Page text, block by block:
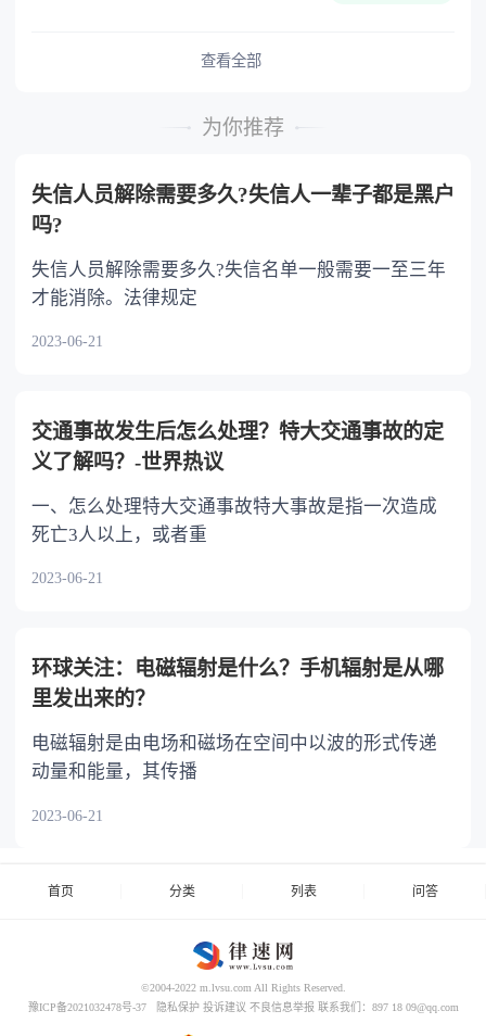
或者与被继承人共同生活的继承人，分配遗产
的继承人，不尽扶养义务的，分配遗产时，应当
查看全部
为你推荐
失信人员解除需要多久?失信人一辈子都是黑户
吗?
失信人员解除需要多久?失信名单一般需要一至三年
才能消除。法律规定
2023-06-21
交通事故发生后怎么处理？特大交通事故的定
义了解吗？-世界热议
一、怎么处理特大交通事故特大事故是指一次造成
死亡3人以上，或者重
2023-06-21
环球关注：电磁辐射是什么？手机辐射是从哪
里发出来的？
电磁辐射是由电场和磁场在空间中以波的形式传递
动量和能量，其传播
2023-06-21
首页 分类 列表 问答
©2004-2022 m.lvsu.com All Rights Reserved.
豫ICP备2021032478号-37
隐私保护 投诉建议 不良信息举报 联系我们：897 18 09@qq.com